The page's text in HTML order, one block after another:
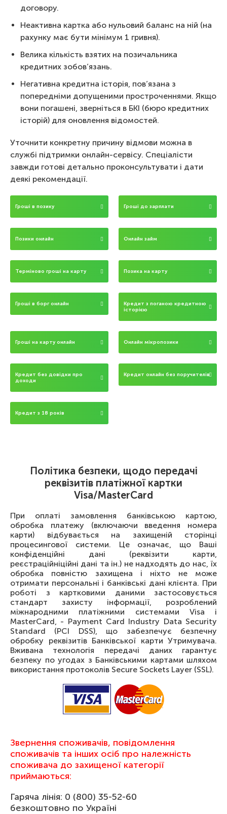
договору.
Неактивна картка або нульовий баланс на ній (на
рахунку має бути мінімум 1 гривня).
Велика кількість взятих на позичальника
кредитних зобов’язань.
Негативна кредитна історія, пов’язана з
попередніми допущеними простроченнями. Якщо
вони погашені, зверніться в БКІ (бюро кредитних
історій) для оновлення відомостей.
Уточнити конкретну причину відмови можна в
службі підтримки онлайн-сервісу. Спеціалісти
завжди готові детально проконсультувати і дати
деякі рекомендації.
Гроші в позику Гроші до зарплати
Позики онлайн Онлайн займ
Терміново гроші на карту Позика на карту
Гроші в борг онлайн
Кредит з поганою кредитною
історією
Гроші на карту онлайн Онлайн мікропозики
Кредит без довідки про
доходи
Кредит онлайн без поручителів
Кредит з 18 років
Політика безпеки, щодо передачі
реквізитів платіжної картки
Visa/MasterCard
При оплаті замовлення банківською картою,
обробка платежу (включаючи введення номера
карти) відбувається на захищеній сторінці
процесингової системи. Це означає, що Ваші
конфіденційні дані (реквізити карти,
реєстраційніційні дані та ін.) не надходять до нас, їх
обробка повністю захищена і ніхто не може
отримати персональні і банківські дані клієнта. При
роботі з картковими даними застосовується
стандарт захисту інформації, розроблений
міжнародними платіжними системами Visa і
MasterCard, - Payment Card Industry Data Security
Standard (PCI DSS), що забезпечує безпечну
обробку реквізитів Банківської карти Утримувача.
Вживана технологія передачі даних гарантує
безпеку по угодах з Банківськими картами шляхом
використання протоколів Secure Sockets Layer (SSL).
Звернення споживачів, повідомлення
споживачів та інших осіб про належність
споживача до захищеної категорії
приймаються:
Гаряча лінія: 0 (800) 35-52-60
безкоштовно по Україні